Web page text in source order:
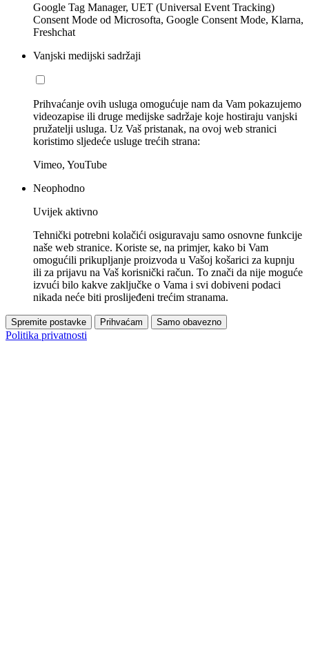
Google Tag Manager, UET (Universal Event Tracking)
Consent Mode od Microsofta, Google Consent Mode, Klarna,
Freshchat
Vanjski medijski sadržaji
Prihvaćanje ovih usluga omogućuje nam da Vam pokazujemo
videozapise ili druge medijske sadržaje koje hostiraju vanjski
pružatelji usluga. Uz Vaš pristanak, na ovoj web stranici
koristimo sljedeće usluge trećih strana:
Vimeo, YouTube
Neophodno
Uvijek aktivno
Tehnički potrebni kolačići osiguravaju samo osnovne funkcije
naše web stranice. Koriste se, na primjer, kako bi Vam
omogućili prikupljanje proizvoda u Vašoj košarici za kupnju
ili za prijavu na Vaš korisnički račun. To znači da nije moguće
izvući bilo kakve zaključke o Vama i svi dobiveni podaci
nikada neće biti proslijeđeni trećim stranama.
Spremite postavke Prihvaćam Samo obavezno
Politika privatnosti